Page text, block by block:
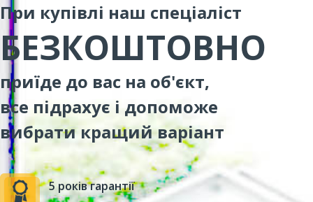
При купівлі наш спеціаліст
БЕЗКОШТОВНО
приїде до вас на об'єкт,
все підрахує і допоможе
вибрати кращий варіант
5 років гарантії